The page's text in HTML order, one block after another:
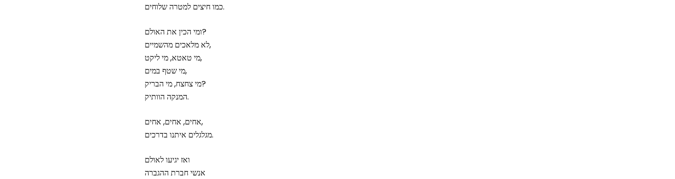
כמו חיצים למטרה שלוחים.
ומי הכין את האולם?
לא מלאכים מהשמיים,
מי טאטא, מי ליקט,
מי שטף במים,
מי צחצח, מי הבריק?
המנקה הוותיק.
אחים, אחים, אחים,
מגלגלים איתנו בדרכים.
ואז יגיעו לאולם
אנשי חברת ההגברה